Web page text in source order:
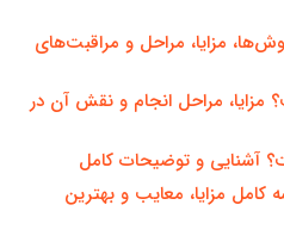
مزایا، مراحل و مراقبت‌های
مراحل انجام و نقش آن در
آشنایی و توضیحات کامل
کامل مزایا، معایب و بهترین